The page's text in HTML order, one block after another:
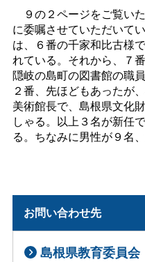
９の２ページをご覧い
に委嘱させていただいて
は、６番の千家和比古様
れている。それから、７
隠岐の島町の図書館の職
２番、先ほどもあったが
美術館長で、島根県文化
しゃる。以上３名が新任
る。ちなみに男性が９名
お問い合わせ先
島根県教育委員会